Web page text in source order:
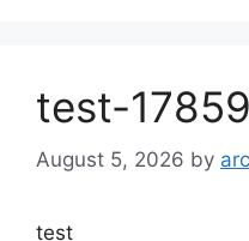
test-
August 5, 2026 by
test